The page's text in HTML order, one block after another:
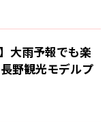
大雨予報でも楽
野観光モデルプ